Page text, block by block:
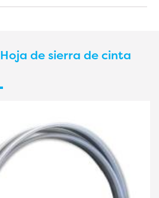
Hoja de sierra de cinta